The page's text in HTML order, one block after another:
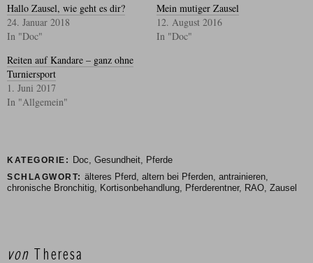
Hallo Zausel, wie geht es dir?
24. Januar 2018
In "Doc"
Mein mutiger Zausel
12. August 2016
In "Doc"
Reiten auf Kandare – ganz ohne
Turniersport
1. Juni 2017
In "Allgemein"
KATEGORIE: Doc Gesundheit, Pferde
SCHLAGWORT: älteres Pferd altern bei Pferden antrainieren
chronische Bronchitig
Kortisonbehandlung Pferderentner, RAO Zausel
von Theresa